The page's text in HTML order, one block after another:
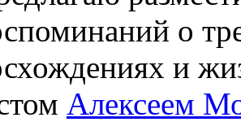
о
и
Алексеем